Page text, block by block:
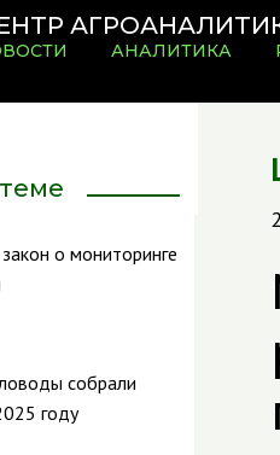
АНАЛИТИКА
о мониторинге
собрали
году